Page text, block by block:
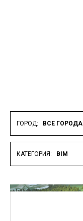
ГОРОД: ВСЕ ГОРОДА
КАТЕГОРИЯ: BIM